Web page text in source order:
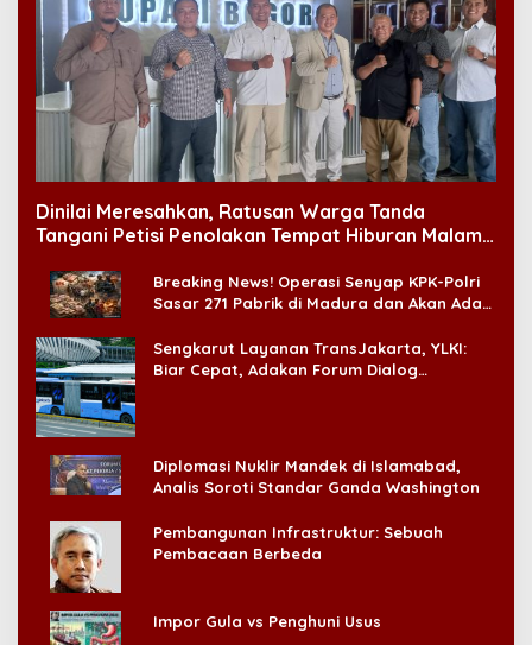
Dinilai Meresahkan, Ratusan Warga Tanda
Tangani Petisi Penolakan Tempat Hiburan Malam
Breaking News! Operasi Senyap KPK-Polri
Sasar 271 Pabrik di Madura dan Akan Ada
Sengkarut Layanan TransJakarta, YLKI:
Biar Cepat, Adakan Forum Dialog
Diplomasi Nuklir Mandek di Islamabad,
Analis Soroti Standar Ganda Washington
Pembangunan Infrastruktur: Sebuah
Pembacaan Berbeda
Impor Gula vs Penghuni Usus